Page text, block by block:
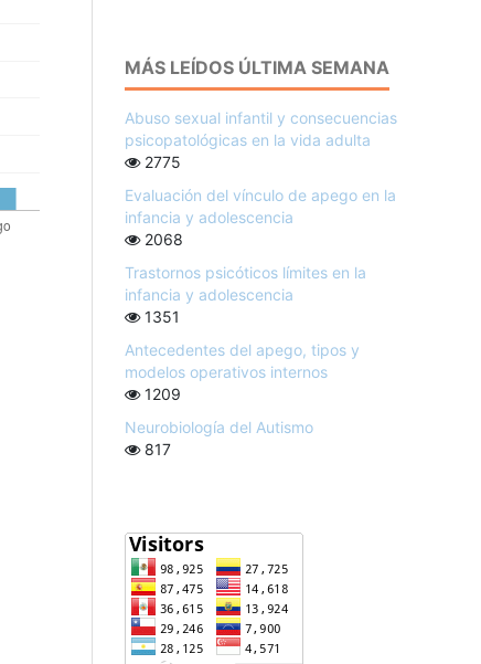
MÁS LEÍDOS ÚLTIMA SEMANA
Abuso sexual infantil y consecuencias
psicopatológicas en la vida adulta
2775
Evaluación del vínculo de apego en la
infancia y adolescencia
2068
Trastornos psicóticos límites en la
infancia y adolescencia
1351
Antecedentes del apego, tipos y
modelos operativos internos
1209
Neurobiología del Autismo
817